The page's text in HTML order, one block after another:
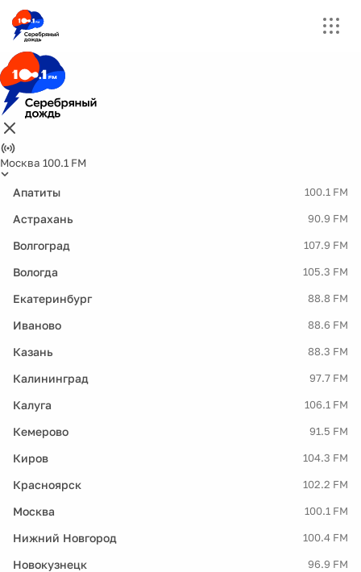
Москва 100.1 FM
Апатиты 100.1 FM
Астрахань 90.9 FM
Волгоград 107.9 FM
Вологда 105.3 FM
Екатеринбург 88.8 FM
Иваново 88.6 FM
Казань 88.3 FM
Калининград 97.7 FM
Калуга 106.1 FM
Кемерово 91.5 FM
Киров 104.3 FM
Красноярск 102.2 FM
Москва 100.1 FM
Нижний Новгород 100.4 FM
Новокузнецк 96.9 FM